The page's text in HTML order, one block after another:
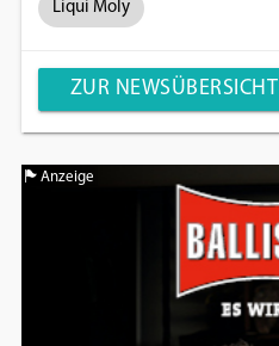
Liqui Moly
ZUR NEWSÜBERSICHT
Anzeige